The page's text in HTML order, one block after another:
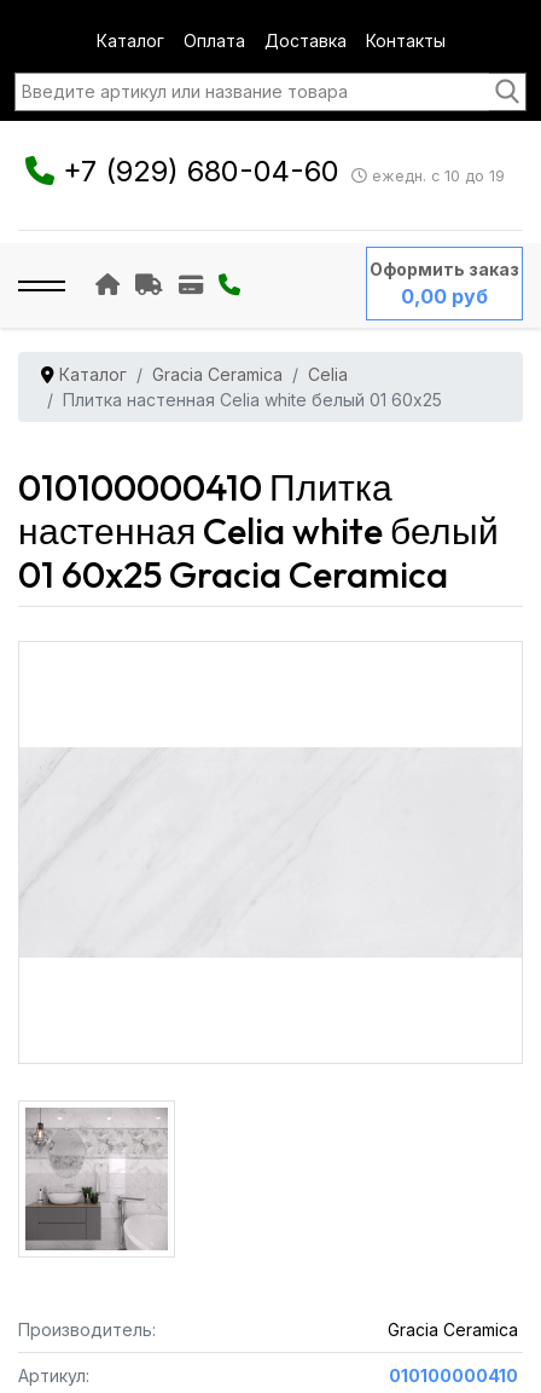
Каталог Оплата Доставка Контакты
+7 (929) 680-04-60 ежедн. с 10 до 19
Оформить заказ
0,00 руб
Каталог Gracia Ceramica
Celia
Плитка настенная Celia white белый 01 60x25
010100000410 Плитка
настенная Celia white белый
01 60x25 Gracia Ceramica
Производитель: Gracia Ceramica
Артикул: 010100000410